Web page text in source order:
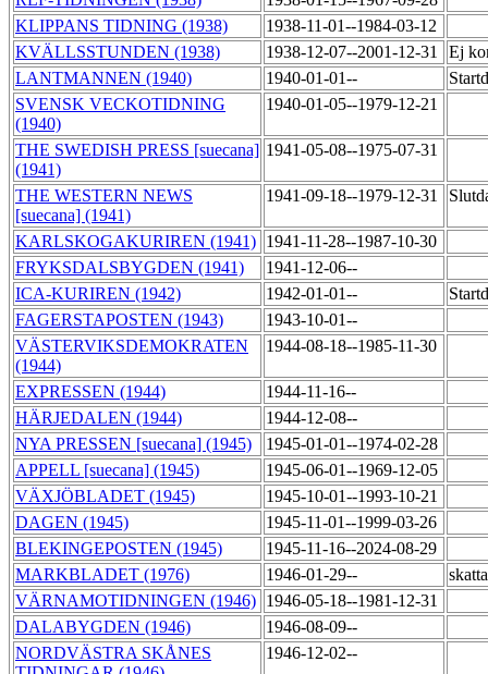
KLIPPANS TIDNING (1938)
1938-11-01--1984-03-12
KVÄLLSSTUNDEN (1938)
1938-12-07--2001-12-31
Ej
LANTMANNEN (1940)
1940-01-01--
SVENSK VECKOTIDNING
(1940)
1940-01-05--1979-12-21
THE SWEDISH PRESS [suecana]
(1941)
1941-05-08--1975-07-31
THE WESTERN NEWS
[suecana] (1941)
1941-09-18--1979-12-31
KARLSKOGAKURIREN (1941) 1941-11-28--1987-10-30
FRYKSDALSBYGDEN (1941)
1941-12-06--
ICA-KURIREN (1942)
1942-01-01--
FAGERSTAPOSTEN (1943)
1943-10-01--
VÄSTERVIKSDEMOKRATEN
(1944)
1944-08-18--1985-11-30
EXPRESSEN (1944)
1944-11-16--
HÄRJEDALEN (1944)
1944-12-08--
NYA PRESSEN [suecana] (1945)
1945-01-01--1974-02-28
APPELL [suecana] (1945)
1945-06-01--1969-12-05
VÄXJÖBLADET (1945)
1945-10-01--1993-10-21
DAGEN (1945)
1945-11-01--1999-03-26
BLEKINGEPOSTEN (1945)
1945-11-16--2024-08-29
MARKBLADET (1976)
1946-01-29--
VÄRNAMOTIDNINGEN (1946) 1946-05-18--1981-12-31
DALABYGDEN (1946)
1946-08-09--
NORDVÄSTRA SKÅNES
1946-12-02--